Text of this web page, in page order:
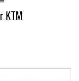
KTM